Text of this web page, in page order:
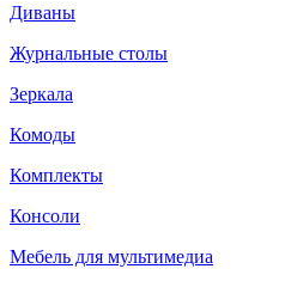
Диваны
Журнальные столы
Зеркала
Комоды
Комплекты
Консоли
Мебель для мультимедиа